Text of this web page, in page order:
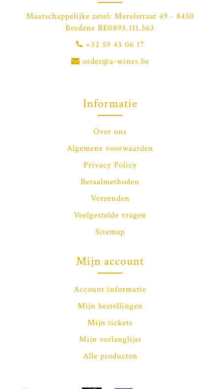
Maatschappelijke zetel: Merelstraat 49 - 8450
Bredene BE0893.111.563
+32 59 43 06 17
order@a-wines.be
Informatie
Over ons
Algemene voorwaarden
Privacy Policy
Betaalmethoden
Verzenden
Veelgestelde vragen
Sitemap
Mijn account
Account informatie
Mijn bestellingen
Mijn tickets
Mijn verlanglijst
Alle producten